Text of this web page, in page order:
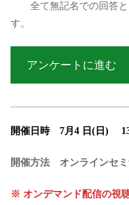
全て無記名での回答と
す。
アンケートに進む
開催日時 7⽉4 ⽇(⽇) 13
開催⽅法 オンラインセミ
※ オンデマンド配信の視